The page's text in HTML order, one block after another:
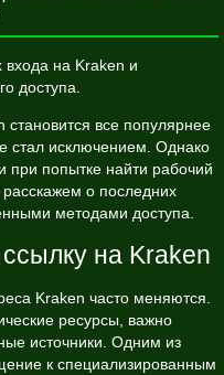
на Kraken и
доступа.
все популярнее
стал исключением. Однако
при попытке найти рабочий
расскажем о последних
методами доступа.
на Kraken
Kraken часто меняются.
ресурсы, важно
источники. Одним из
к специализированным